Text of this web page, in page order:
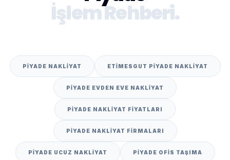
İşlem Rehberi.
PIYADE NAKLIYAT ETIMESGUT PIYADE NAKLIYAT
PIYADE EVDEN EVE NAKLIYAT
PIYADE NAKLIYAT FIYATLARI
PIYADE NAKLIYAT FIRMALARI
PIYADE UCUZ NAKLIYAT PIYADE OFIS TAŞIMA